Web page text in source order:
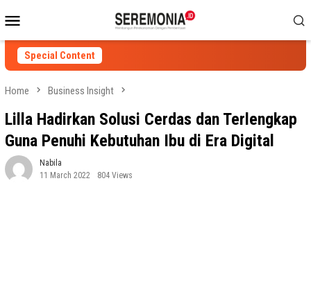
to
contentMenu
Special Content
Home Business Insight
Lilla Hadirkan Solusi Cerdas dan Terlengkap
Guna Penuhi Kebutuhan Ibu di Era Digital
Nabila
11 March 2022
804 Views